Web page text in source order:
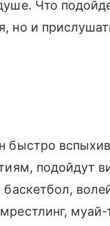
Что
но и
быстро
баскетбол,
муай-